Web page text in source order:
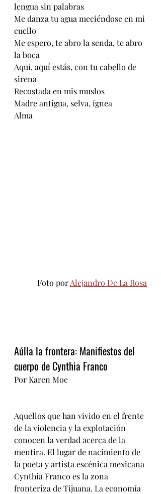
lengua sin palabras
Me danza tu agua meciéndose en mi
cuello
Me espero, te abro la senda, te abro
la boca
Aquí, aquí estás, con tu cabello de
sirena
Recostada en mis muslos
Madre antigua, selva, ígnea
Alma
Foto por Alejandro De La Rosa
Aúlla la frontera: Manifiestos del
cuerpo de Cynthia Franco
Por Karen Moe
Aquellos que han vivido en el frente
de la violencia y la explotación
conocen la verdad acerca de la
mentira. El lugar de nacimiento de
la poeta y artista escénica mexicana
Cynthia Franco es la zona
fronteriza de Tijuana. La economía